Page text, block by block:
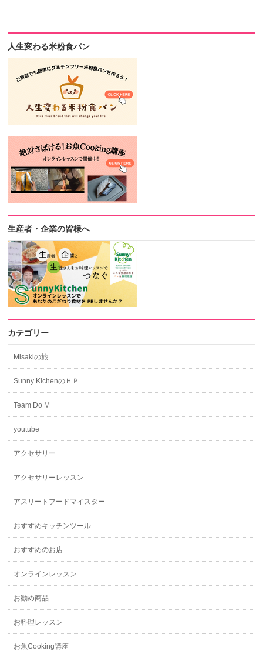
人生変わる米粉食パン
生産者・企業の皆様へ
カテゴリー
Misakiの旅
Sunny KichenのＨＰ
Team Do M
youtube
アクセサリー
アクセサリーレッスン
アスリートフードマイスター
おすすめキッチンツール
おすすめのお店
オンラインレッスン
お勧め商品
お料理レッスン
お魚Cooking講座